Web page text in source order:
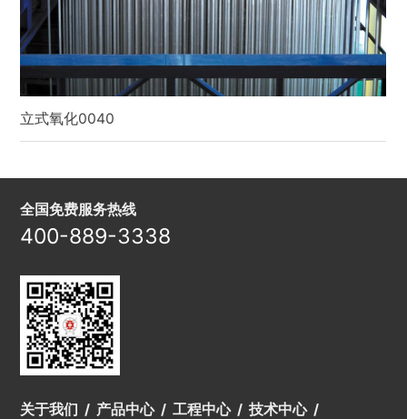
立式氧化0040
关于我们 产品中心 工程中心 技术中心
全国免费服务热线
400-889-3338